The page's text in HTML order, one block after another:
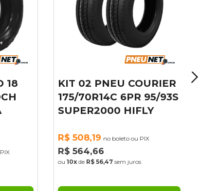
KIT 02 PNEU COURIER
175/70R14C 6PR 95/93S
SUPER2000 HIFLY
R$ 508,19 no boleto ou PIX
R$ 564,66
ou10xdeR$ 56,47sem juros